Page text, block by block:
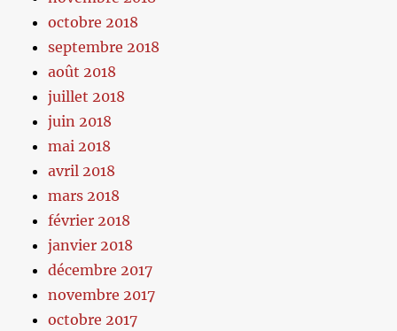
octobre 2018
septembre 2018
août 2018
juillet 2018
juin 2018
mai 2018
avril 2018
mars 2018
février 2018
janvier 2018
décembre 2017
novembre 2017
octobre 2017